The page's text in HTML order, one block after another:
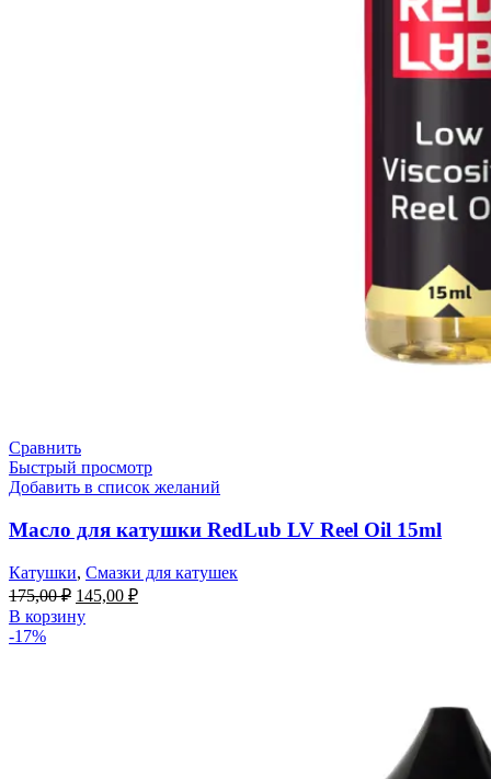
Сравнить
Быстрый просмотр
Добавить в список желаний
Масло для катушки RedLub LV Reel Oil 15ml
Катушки, Смазки для катушек
175,00₽ 145,00 ₽
В корзину
-17%